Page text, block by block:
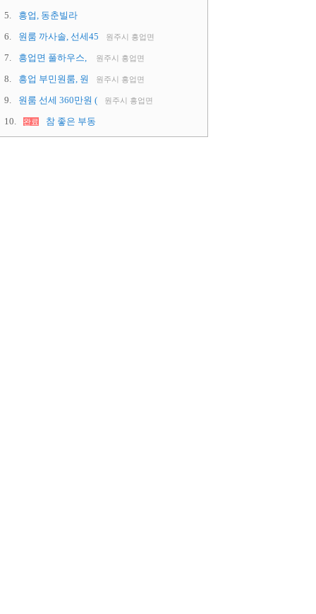
5.
흥업, 동춘빌라
6.
원룸 까사솔, 선세45 원주시 흥업면
7. 흥업면 풀하우스, 원주시 흥업면
8. 흥업 부민원룸, 원 원주시 흥업면
9. 원룸 선세 360만원 ( 원주시 흥업면
10. 완료 참 좋은 부동